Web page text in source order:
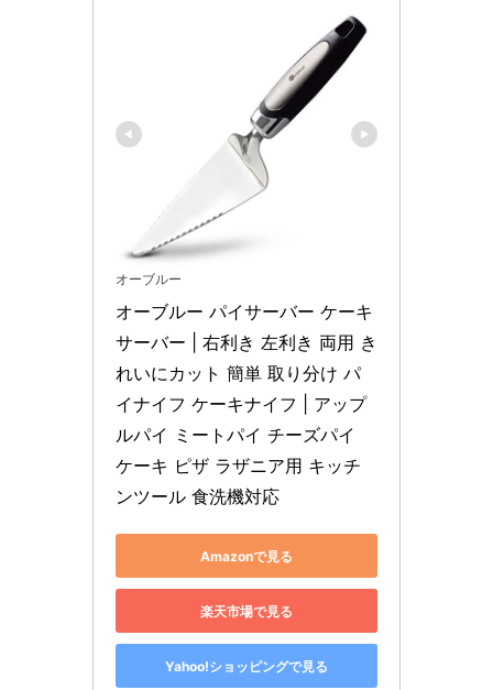
オーブルー
オーブルー パイサーバー ケーキ
サーバー | 右利き 左利き 両用 き
れいにカット 簡単 取り分け パ
イナイフ ケーキナイフ | アップ
ルパイ ミートパイ チーズパイ
ケーキ ピザ ラザニア用 キッチ
ンツール 食洗機対応
Amazonで見る
楽天市場で見る
Yahoo!ショッピングで見る